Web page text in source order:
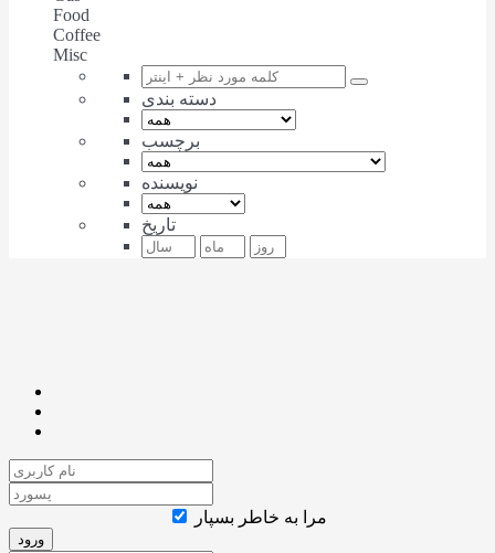
Food
Coffee
Misc
دسته بندی
برچسب
نویسنده
تاریخ
مرا به خاطر بسپار